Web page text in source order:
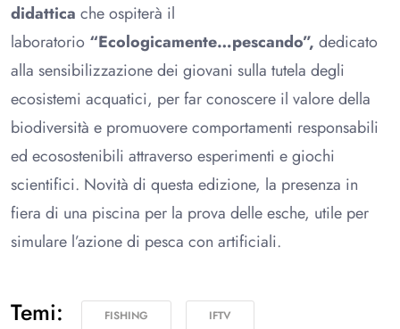
didattica che ospiterà il
laboratorio “Ecologicamente…pescando”, dedicato
alla sensibilizzazione dei giovani sulla tutela degli
ecosistemi acquatici, per far conoscere il valore della
biodiversità e promuovere comportamenti responsabili
ed ecosostenibili attraverso esperimenti e giochi
scientifici. Novità di questa edizione, la presenza in
fiera di una piscina per la prova delle esche, utile per
simulare l’azione di pesca con artificiali.
Temi: FISHING IFTV